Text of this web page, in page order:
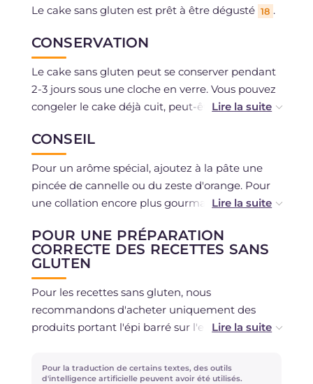
Le cake sans gluten est prêt à être dégusté 18 .
CONSERVATION
Le cake sans gluten peut se conserver pendant
2-3 jours sous une cloche en verre. Vous pouvez
congeler le cake déjà cuit, peut-être déjà divisé
CONSEIL
Pour un arôme spécial, ajoutez à la pâte une
pincée de cannelle ou du zeste d'orange. Pour
une collation encore plus gourmande, servez le
POUR UNE PRÉPARATION
CORRECTE DES RECETTES SANS
GLUTEN
Pour les recettes sans gluten, nous
recommandons d'acheter uniquement des
produits portant l'épi barré sur l'emballage,
de l'AIC Association Italienne de la Cœliaquie.
Pour la traduction de certains textes, des outils
d'intelligence artificielle peuvent avoir été utilisés.